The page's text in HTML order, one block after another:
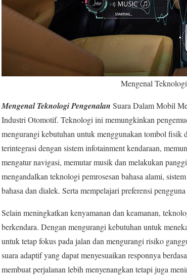
Mengenal
Mengenal Teknologi Pengenalan Suara Dalam Mobil
Industri Otomotif. Teknologi ini memungkinkan
mengurangi kebutuhan untuk menggunakan tombol fisik
terintegrasi dengan sistem infotainment kendaraan,
mengatur navigasi, memutar musik dan melakukan
mengandalkan teknologi pemrosesan bahasa alami,
bahasa dan dialek. Serta mempelajari preferensi
Selain meningkatkan kenyamanan dan keamanan,
berkendara. Dengan mengurangi kebutuhan untuk
untuk tetap fokus pada jalan dan mengurangi risiko
suara adaptif yang dapat menyesuaikan responnya
membuat perjalanan lebih menyenangkan tetapi juga